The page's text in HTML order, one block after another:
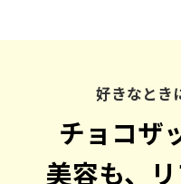
好きなとき
チョコザ
美容も、